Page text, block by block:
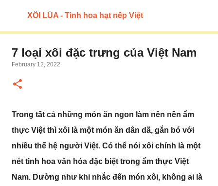
Skip to main content
XÔI LÚA - Tinh hoa hạt nếp Việt
7 loại xôi đặc trưng của Việt Nam
February 12, 2022
Trong tất cả những món ăn ngon làm nên nền ẩm
thực Việt thì xôi là một món ăn dân dã, gắn bó với
nhiều thế hệ người Việt. Có thể nói xôi chính là một
nét tinh hoa văn hóa đặc biệt trong ẩm thực Việt
Nam. Dường như khi nhắc đến món xôi, không ai là